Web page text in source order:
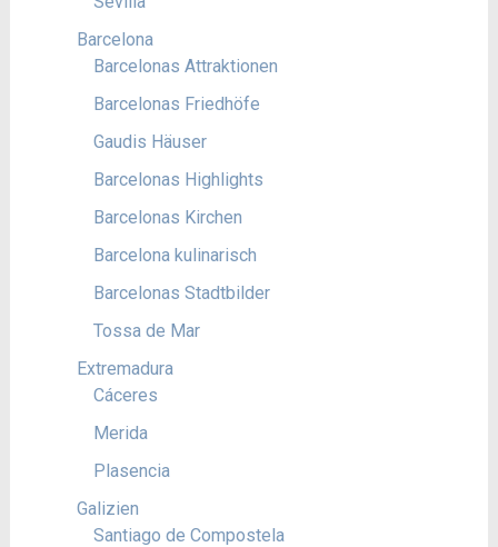
Barcelona
Barcelonas Attraktionen
Barcelonas Friedhöfe
Gaudis Häuser
Barcelonas Highlights
Barcelonas Kirchen
Barcelona kulinarisch
Barcelonas Stadtbilder
Tossa de Mar
Extremadura
Cáceres
Merida
Plasencia
Galizien
Santiago de Compostela